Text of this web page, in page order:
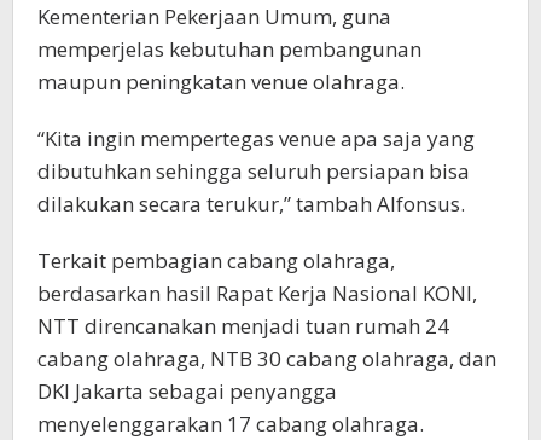
Kementerian Pekerjaan Umum, guna
memperjelas kebutuhan pembangunan
maupun peningkatan venue olahraga.
“Kita ingin mempertegas venue apa saja yang
dibutuhkan sehingga seluruh persiapan bisa
dilakukan secara terukur,” tambah Alfonsus.
Terkait pembagian cabang olahraga,
berdasarkan hasil Rapat Kerja Nasional KONI,
NTT direncanakan menjadi tuan rumah 24
cabang olahraga, NTB 30 cabang olahraga, dan
DKI Jakarta sebagai penyangga
menyelenggarakan 17 cabang olahraga.